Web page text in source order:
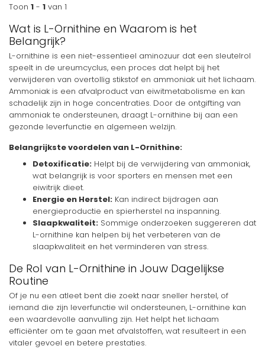
Toon 1 - 1 van 1
Wat is L-Ornithine en Waarom is het
Belangrijk?
L-ornithine is een niet-essentieel aminozuur dat een sleutelrol
speelt in de ureumcyclus, een proces dat helpt bij het
verwijderen van overtollig stikstof en ammoniak uit het lichaam.
Ammoniak is een afvalproduct van eiwitmetabolisme en kan
schadelijk zijn in hoge concentraties. Door de ontgifting van
ammoniak te ondersteunen, draagt L-ornithine bij aan een
gezonde leverfunctie en algemeen welzijn.
Belangrijkste voordelen van L-Ornithine:
Detoxificatie: Helpt bij de verwijdering van ammoniak,
wat belangrijk is voor sporters en mensen met een
eiwitrijk dieet.
Energie en Herstel: Kan indirect bijdragen aan
energieproductie en spierherstel na inspanning.
Slaapkwaliteit: Sommige onderzoeken suggereren dat
L-ornithine kan helpen bij het verbeteren van de
slaapkwaliteit en het verminderen van stress.
De Rol van L-Ornithine in Jouw Dagelijkse
Routine
Of je nu een atleet bent die zoekt naar sneller herstel, of
iemand die zijn leverfunctie wil ondersteunen, L-ornithine kan
een waardevolle aanvulling zijn. Het helpt het lichaam
efficiënter om te gaan met afvalstoffen, wat resulteert in een
vitaler gevoel en betere prestaties.